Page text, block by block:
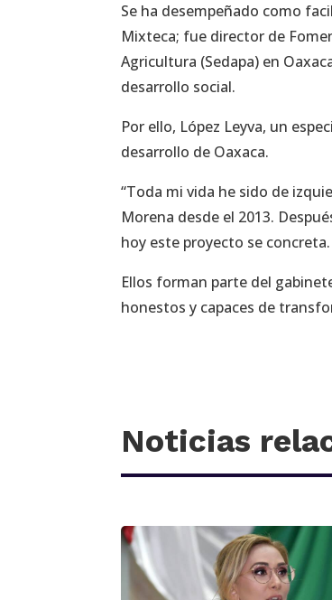
Se ha desempeñado como
Mixteca; fue director de
Agricultura (Sedapa) en
desarrollo social.
Por ello, López Leyva, un
desarrollo de Oaxaca.
“Toda mi vida he sido de
Morena desde el 2013.
hoy este proyecto se
Ellos forman parte del
honestos y capaces de
Noticias